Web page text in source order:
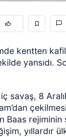
kentten
yansıdı.
savaş, 8
Baas
yıllardır